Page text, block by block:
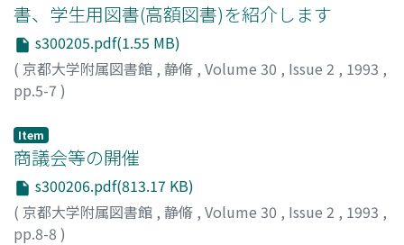
書、学生用図書(高額図書)を紹介します
s300205.pdf(1.55 MB)
( 京都大学附属図書館 , 静脩 , Volume 30 , Issue 2 , 1993 ,
pp.5-7 )
Item
商議会等の開催
s300206.pdf(813.17 KB)
( 京都大学附属図書館 , 静脩 , Volume 30 , Issue 2 , 1993 ,
pp.8-8 )